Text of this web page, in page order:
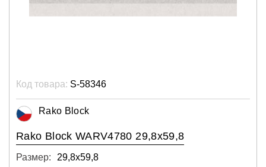
Код товара: S-58346
Rako Block
Rako Block WARV4780 29,8x59,8
Размер:
29,8х59,8